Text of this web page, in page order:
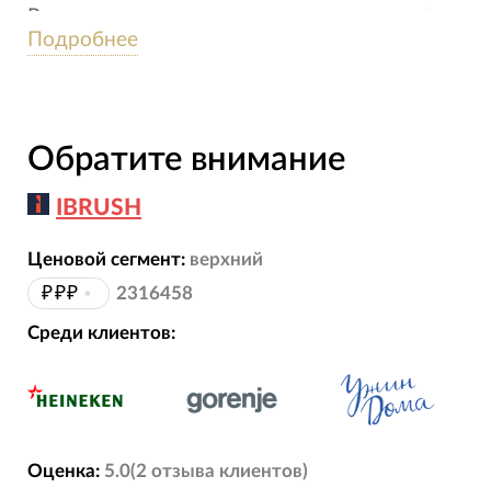
Реализация корпоративных ресурсов на базе
коробочных и облачных версий сервиса
уровня сложности на основе современных
технологий ИИ.
Сила компании
Нас выбирают, потому что мы:
• Следим за актуальными тенденциями в
области деятельности;
• Строго соблюдаем установленные сроки
исполнения работ;
• Эффективно решаем поставленные
задачи;
Подробнее
Обратите внимание
IBRUSH
Ценовой сегмент: верхний
₽₽₽ • 2316458
Среди клиентов:
Оценка: 5.0(2 отзыва клиентов)